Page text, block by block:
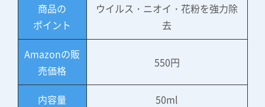
商品の
ポイント
ウイルス・ニオイ・花粉を強力除
去
Amazonの販
売価格
550円
内容量 50ml